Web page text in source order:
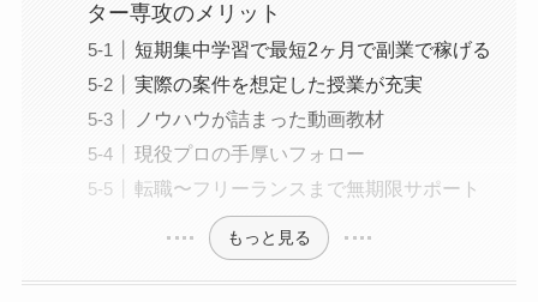
ター専攻のメリット
短期集中学習で最短2ヶ月で副業で稼げる
実際の案件を想定した授業が充実
ノウハウが詰まった動画教材
現役プロの手厚いフォロー
転職〜フリーランスまで無期限サポート
もっと見る